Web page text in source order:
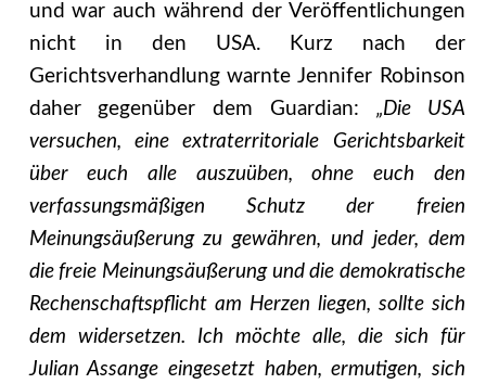
und war auch während der Veröffentlichungen
nicht in den USA. Kurz nach der
Gerichtsverhandlung warnte Jennifer Robinson
daher gegenüber dem Guardian: „Die USA
versuchen, eine extraterritoriale Gerichtsbarkeit
über euch alle auszuüben, ohne euch den
verfassungsmäßigen Schutz der freien
Meinungsäußerung zu gewähren, und jeder, dem
die freie Meinungsäußerung und die demokratische
Rechenschaftspflicht am Herzen liegen, sollte sich
dem widersetzen. Ich möchte alle, die sich für
Julian Assange eingesetzt haben, ermutigen, sich